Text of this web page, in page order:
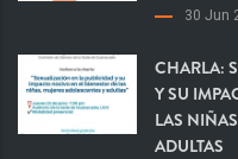
30 Jun
CHARLA:
Y SU
LAS
ADULTAS